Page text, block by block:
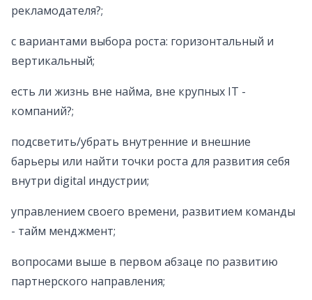
рекламодателя?;
c вариантами выбора роста: горизонтальный и
вертикальный;
есть ли жизнь вне найма, вне крупных IT -
компаний?;
подсветить/убрать внутренние и внешние
барьеры или найти точки роста для развития себя
внутри digital индустрии;
управлением своего времени, развитием команды
- тайм менджмент;
вопросами выше в первом абзаце по развитию
партнерского направления;